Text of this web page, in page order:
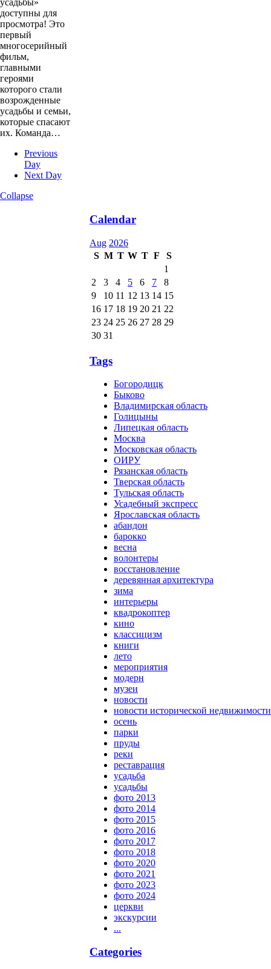
усадьбы»
доступны для
просмотра! Это
первый
многосерийный
фильм,
главными
героями
которого стали
возрожденные
усадьбы и семьи,
которые спасают
их. Команда…
Previous
Day
Next Day
Collapse
Calendar
Aug 2026
S M T W T F
S
1
2
3 4 5 6 7
8
9
10 11 12 13 14 15
16 17 18 19 20 21 22
23 24 25 26 27 28 29
30 31
Tags
Богородицк
Быково
Владимирская область
Голицыны
Липецкая область
Москва
Московская область
ОИРУ
Рязанская область
Тверская область
Тульская область
Усадебный экспресс
Ярославская область
абандон
барокко
весна
волонтеры
восстановление
деревянная архитектура
зима
интерьеры
квадрокоптер
кино
классицизм
книги
лето
мероприятия
модерн
музеи
новости
новости исторической недвижимости
осень
парки
пруды
реки
реставрация
усадьба
усадьбы
фото 2013
фото 2014
фото 2015
фото 2016
фото 2017
фото 2018
фото 2020
фото 2021
фото 2023
фото 2024
церкви
экскурсии
...
Categories